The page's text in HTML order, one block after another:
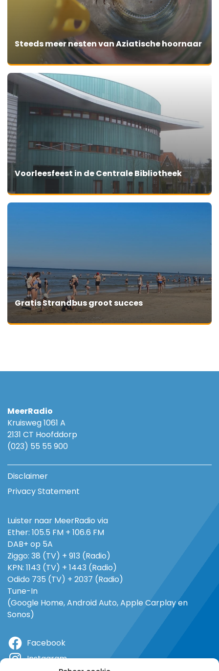
Steeds meer nesten van Aziatische hoornaar
Voorleesfeest in de Centrale Bibliotheek
Gratis Strandbus groot succes
MeerRadio
Kruisweg 1061 A
2131 CT Hoofddorp
(023) 55 55 900
Disclaimer
Privacy Statement
Luister naar MeerRadio via
Ether: 105.5 FM + 106.6 FM
DAB+ op 5A
Ziggo: 38 (TV) + 913 (Radio)
KPN: 1143 (TV) + 1443 (Radio)
Odido 735 (TV) + 2037 (Radio)
Tune-In
(Google Home, Android Auto, Apple Carplay en
Sonos)
Facebook
Instagram